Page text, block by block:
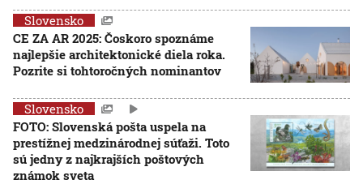
Slovensko
CE ZA AR 2025: Čoskoro spoznáme
najlepšie architektonické diela roka.
Pozrite si tohtoročných nominantov
Slovensko
FOTO: Slovenská pošta uspela na
prestížnej medzinárodnej súťaži. Toto
sú jedny z najkrajších poštových
známok sveta